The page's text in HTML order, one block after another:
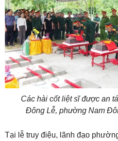
Các hài cốt liệt sĩ được an
Đông Lễ, phường Nam
Tại lễ truy điệu, lãnh đạo